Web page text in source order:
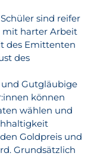
sind reifer
mit harter Arbeit
des Emittenten
des
Gutgläubige
können
wählen und
Goldpreis und
Grundsätzlich